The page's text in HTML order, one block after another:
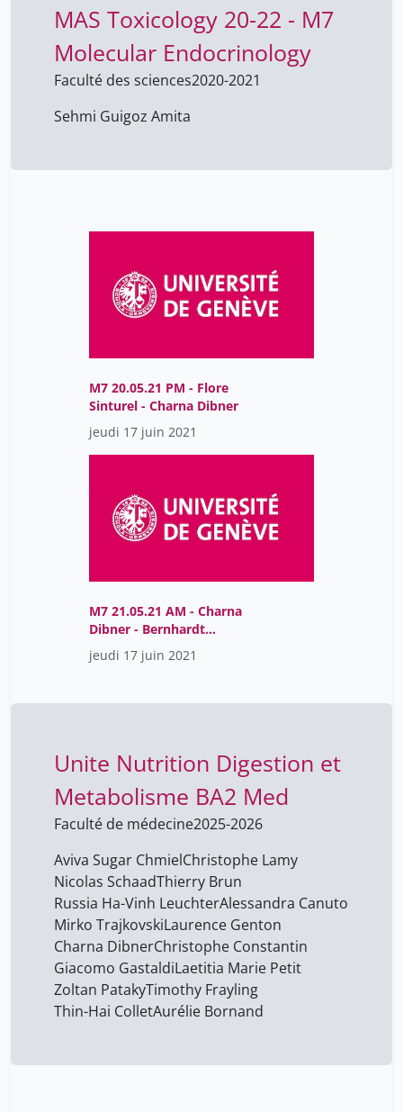
MAS Toxicology 20-22 - M7
Molecular Endocrinology
Faculté des sciences2020-2021
Sehmi Guigoz Amita
M7 20.05.21 PM - Flore
Sinturel - Charna Dibner
jeudi 17 juin 2021
M7 21.05.21 AM - Charna
Dibner - Bernhardt
Wehrle-Haller
jeudi 17 juin 2021
Unite Nutrition Digestion et
Metabolisme BA2 Med
Faculté de médecine2025-2026
Aviva Sugar ChmielChristophe Lamy
Nicolas SchaadThierry Brun
Russia Ha-Vinh LeuchterAlessandra Canuto
Mirko TrajkovskiLaurence Genton
Charna DibnerChristophe Constantin
Giacomo GastaldiLaetitia Marie Petit
Zoltan PatakyTimothy Frayling
Thin-Hai ColletAurélie Bornand